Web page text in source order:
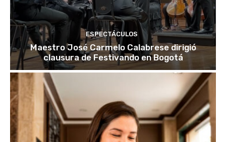
ESPECTÁCULOS
Maestro José Carmelo Calabrese dirigió
clausura de Festivando en Bogotá